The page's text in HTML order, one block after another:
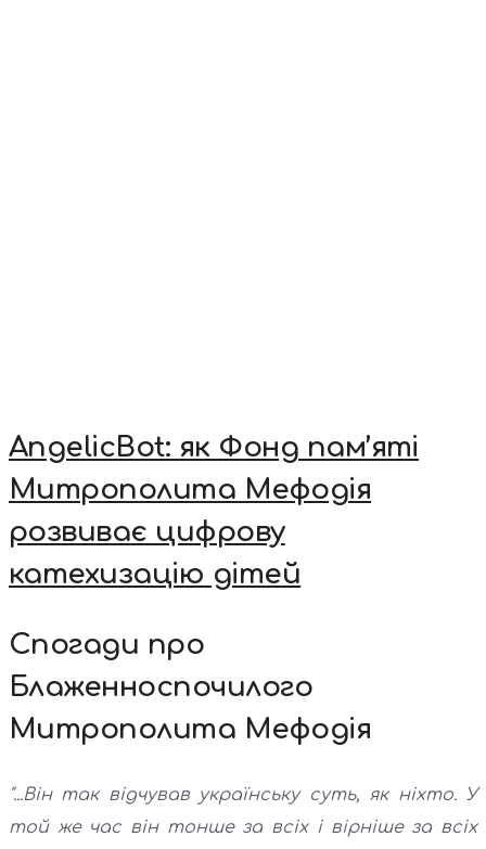
AngelicBot: як Фонд пам’яті
Митрополита Мефодія
розвиває цифрову
катехизацію дітей
Спогади про
Блаженноспочилого
Митрополита Мефодія
"...Він так відчував українську суть, як ніхто. У
той же час він тонше за всіх і вірніше за всіх